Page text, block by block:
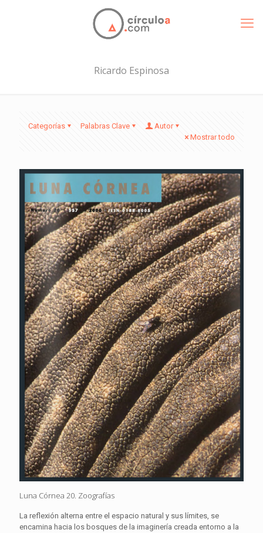
Ricardo Espinosa
Categorías Palabras Clave
Autor
Mostrar todo
Luna Córnea 20. Zoografías
La reflexión alterna entre el espacio natural y sus límites, se
encamina hacia los bosques de la imaginería creada entorno a la